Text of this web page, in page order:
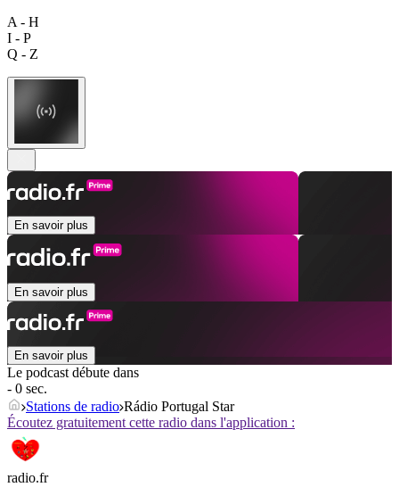
A - H
I - P
Q - Z
En savoir plus
En savoir plus
En savoir plus
Le podcast débute dans
- 0 sec.
Stations de radio Rádio Portugal Star
Écoutez gratuitement cette radio dans l'application :
radio.fr